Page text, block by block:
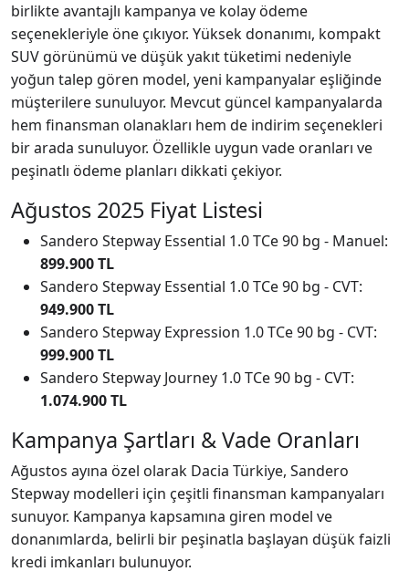
birlikte avantajlı kampanya ve kolay ödeme
seçenekleriyle öne çıkıyor. Yüksek donanımı, kompakt
SUV görünümü ve düşük yakıt tüketimi nedeniyle
yoğun talep gören model, yeni kampanyalar eşliğinde
müşterilere sunuluyor. Mevcut güncel kampanyalarda
hem finansman olanakları hem de indirim seçenekleri
bir arada sunuluyor. Özellikle uygun vade oranları ve
peşinatlı ödeme planları dikkati çekiyor.
Ağustos 2025 Fiyat Listesi
Sandero Stepway Essential 1.0 TCe 90 bg - Manuel:
899.900 TL
Sandero Stepway Essential 1.0 TCe 90 bg - CVT:
949.900 TL
Sandero Stepway Expression 1.0 TCe 90 bg - CVT:
999.900 TL
Sandero Stepway Journey 1.0 TCe 90 bg - CVT:
1.074.900 TL
Kampanya Şartları & Vade Oranları
Ağustos ayına özel olarak Dacia Türkiye, Sandero
Stepway modelleri için çeşitli finansman kampanyaları
sunuyor. Kampanya kapsamına giren model ve
donanımlarda, belirli bir peşinatla başlayan düşük faizli
kredi imkanları bulunuyor.